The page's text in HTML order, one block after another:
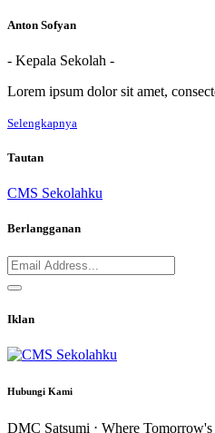
Anton Sofyan
- Kepala Sekolah -
Lorem ipsum dolor sit amet,
Selengkapnya
Tautan
CMS Sekolahku
Berlangganan
Iklan
Hubungi Kami
DMC Satsumi ⋅ Where